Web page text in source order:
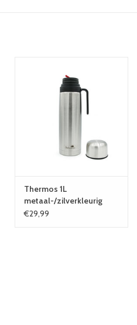
Thermos 1L
metaal-/zilverkleurig
€29,99